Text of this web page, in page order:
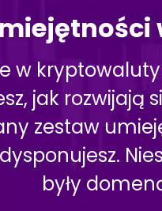
w
jak
zestaw
były